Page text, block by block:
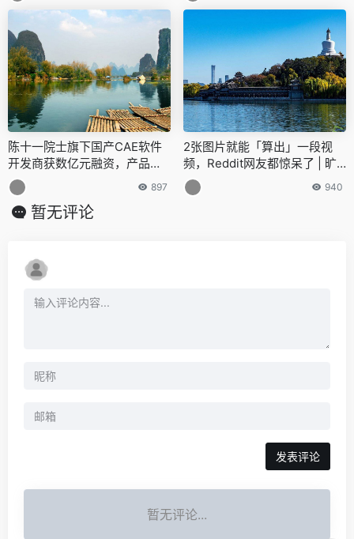
陈十一院士旗下国产CAE软件
开发商获数亿元融资，产品技
术已有应用成果
897
2张图片就能「算出」一段视
频，Reddit网友都惊呆了 | 旷
视&北大出品
940
暂无评论
发表评论
暂无评论...